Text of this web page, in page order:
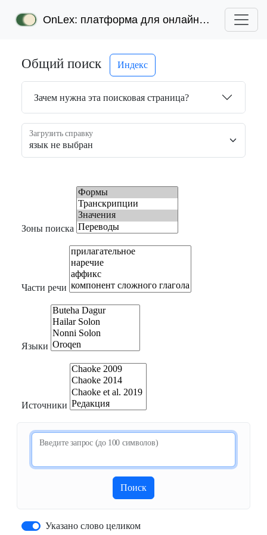
OnLex: платформа для онлайн-лексикографии
Общий поиск Индекс
Зачем нужна эта поисковая страница?
Загрузить справку
Зоны поиска
Части речи
Языки
Источники
Введите запрос (до 100 символов)
Поиск
Указано слово целиком